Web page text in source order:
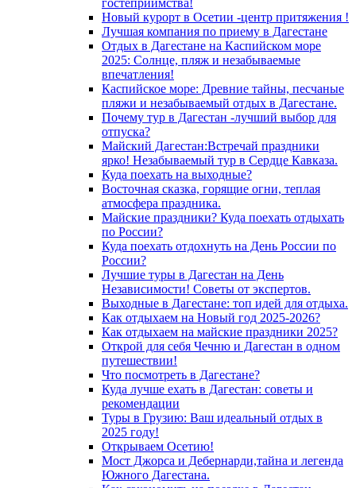
гостеприимства!
Новый курорт в Осетии -центр притяжения !
Лучшая компания по приему в Дагестане
Отдых в Дагестане на Каспийском море
2025: Солнце, пляж и незабываемые
впечатления!
Каспийское море: Древние тайны, песчаные
пляжи и незабываемый отдых в Дагестане.
Почему тур в Дагестан -лучший выбор для
отпуска?
Майский Дагестан:Встречай праздники
ярко! Незабываемый тур в Сердце Кавказа.
Куда поехать на выходные?
Восточная сказка, горящие огни, теплая
атмосфера праздника.
Майские праздники? Куда поехать отдыхать
по России?
Куда поехать отдохнуть на День России по
России?
Лучшие туры в Дагестан на День
Независимости! Советы от экспертов.
Выходные в Дагестане: топ идей для отдыха.
Как отдыхаем на Новый год 2025-2026?
Как отдыхаем на майские праздники 2025?
Открой для себя Чечню и Дагестан в одном
путешествии!
Что посмотреть в Дагестане?
Куда лучше ехать в Дагестан: советы и
рекомендации
Туры в Грузию: Ваш идеальный отдых в
2025 году!
Открываем Осетию!
Мост Джорса и Дебернарди,тайна и легенда
Южного Дагестана.